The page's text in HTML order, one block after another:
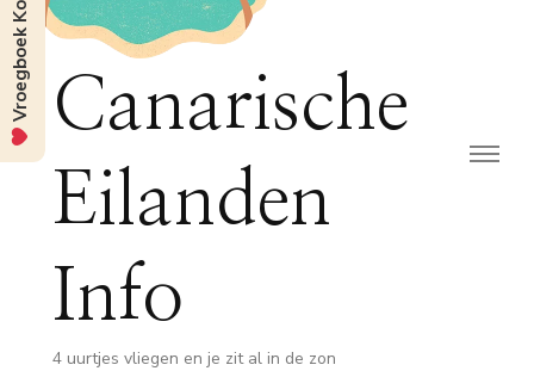
Canarische
Eilanden
Info
4 uurtjes vliegen en je zit al in de zon
Vroegboek Korting